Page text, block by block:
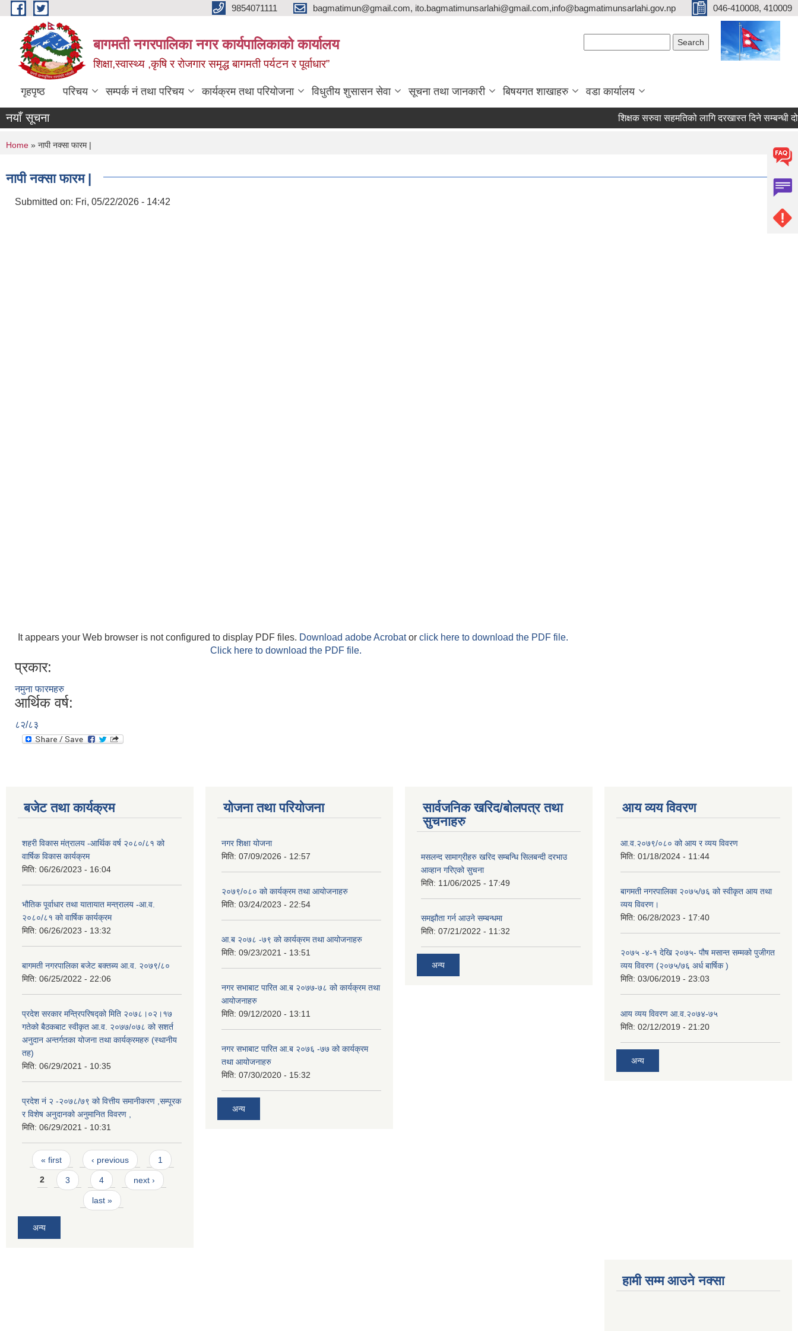
Skip to main content 9854071111 bagmatimun@gmail.com, ito.bagmatimunsarlahi@gmail.com,info@bagmatimunsarlahi.gov.np 046-410008, 410009
बागमती नगरपालिका नगर कार्यपालिकाको कार्यालय
शिक्षा,स्वास्थ्य ,कृषि र रोजगार समृद्ध बागमती पर्यटन र पूर्वाधार”
गृहपृष्ठ परिचय सम्पर्क नं तथा परिचय कार्यक्रम तथा परियोजना विधुतीय शुसासन सेवा सूचना तथा जानकारी बिषयगत शाखाहरु वडा कार्यालय
नयाँ सूचना शिक्षक सरुवा सहमतिको लागि दरखास्त दिने सम्बन्धी
You are here
Home » नापी नक्सा फारम |
नापी नक्सा फारम |
Submitted on: Fri, 05/22/2026 - 14:42
It appears your Web browser is not configured to display PDF files. Download adobe Acrobator click here to download the PDF file.
Click here to download the PDF file.
प्रकार:
नमुना फारमहरु
आर्थिक वर्ष:
८२/८३
बजेट तथा कार्यक्रम
शहरी विकास मंत्रालय -आर्थिक वर्ष २०८०/८१ को
वार्षिक विकास कार्यक्रम
मिति: 06/26/2023 - 16:04
भौतिक पूर्वाधार तथा यातायात मन्त्रालय -आ.व.
२०८०/८१ को वार्षिक कार्यक्रम
मिति: 06/26/2023 - 13:32
बागमती नगरपालिका बजेट बक्तब्य आ.व. २०७९/८०
मिति: 06/25/2022 - 22:06
प्रदेश सरकार मन्त्रिपरिषद्को मिति २०७८।०२।१७
गतेको बैठकबाट स्वीकृत आ.व. २०७७/०७८ को सशर्त
अनुदान अन्तर्गतका योजना तथा कार्यक्रमहरु (स्थानीय
तह)
मिति: 06/29/2021 - 10:35
प्रदेश नं २ -२०७८/७९ को वित्तीय समानीकरण ,सम्पूरक
र विशेष अनुदानको अनुमानित विवरण ,
मिति: 06/29/2021 - 10:31
Pages
« first ‹ previous 1
2 3 4 next ›
last »
अन्य
योजना तथा परियोजना
नगर शिक्षा योजना
मिति: 07/09/2026 - 12:57
२०७९/०८० को कार्यक्रम तथा आयोजनाहरु
मिति: 03/24/2023 - 22:54
आ.ब २०७८ -७९ को कार्यक्रम तथा आयोजनाहरु
मिति: 09/23/2021 - 13:51
नगर सभाबाट पारित आ.ब २०७७-७८ को कार्यक्रम तथा
आयोजनाहरु
मिति: 09/12/2020 - 13:11
नगर सभाबाट पारित आ.ब २०७६ -७७ को कार्यक्रम
तथा आयोजनाहरु
मिति: 07/30/2020 - 15:32
अन्य
सार्वजनिक खरिद/बोलपत्र तथा
सुचनाहरु
मसलन्द सामाग्रीहरु खरिद सम्बन्धि सिलबन्दी दरभाउ
आव्हान गरिएको सुचना
मिति: 11/06/2025 - 17:49
समझौता गर्न आउने सम्बन्धमा
मिति: 07/21/2022 - 11:32
अन्य
आय व्यय विवरण
आ.व.२०७९/०८० को आय र व्यय विवरण
मिति: 01/18/2024 - 11:44
बागमती नगरपालिका २०७५/७६ को स्वीकृत आय तथा
व्यय विवरण।
मिति: 06/28/2023 - 17:40
२०७५ -४-१ देखि २०७५- पौष मसान्त सम्मको पुजीगत
व्यय विवरण (२०७५/७६ अर्ध बार्षिक )
मिति: 03/06/2019 - 23:03
आय व्यय विवरण आ.व.२०७४-७५
मिति: 02/12/2019 - 21:20
अन्य
हामी सम्म आउने नक्सा